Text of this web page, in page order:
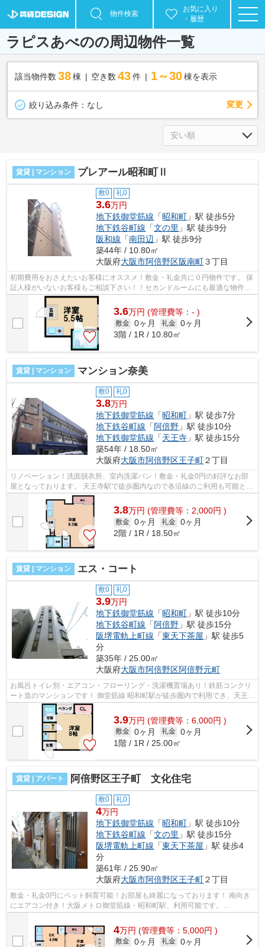
物件検索
お気に入り
・履歴
ラピスあべのの周辺物件一覧
該当物件数 38棟 空き数 43 件 1～30 棟を表示
絞り込み条件： なし 変更
賃貸 | マンション プレアール昭和町Ⅱ
敷0 礼0
3.6万円
地下鉄御堂筋線 「昭和町 」駅 徒歩5分
地下鉄谷町線 「文の里 」駅 徒歩9分
阪和線 「南田辺 」駅 徒歩9分
築44年 / 10.80㎡
大阪府大阪市阿倍野区阪南町３丁目
初期費用をおさえたいお客様にオススメ！敷金・礼金共に０円物件です。 保
証人様がいないお客様もご相談下さい！！セカンドルームにも最適な物件で
す！ ■□■□■□■□■□■□■□■□■□■□■□■□■□■...
3.6万円 (管理費等：- )
敷金 0ヶ月 礼金 0ヶ月
3階 / 1R / 10.80㎡
賃貸 | マンション マンション奈美
敷0 礼0
3.8万円
地下鉄御堂筋線 「昭和町 」駅 徒歩7分
地下鉄谷町線 「阿倍野 」駅 徒歩10分
地下鉄御堂筋線 「天王寺 」駅 徒歩15分
築54年 / 18.50㎡
大阪府大阪市阿倍野区王子町２丁目
リノベーション！洗面脱衣所、室内洗濯パン！敷金・礼金0円の好評なお部
屋となっております。 天王寺駅で徒歩圏内なので各沿線のご利用も可能とな
っております。また、独立洗面台や室...
3.8万円 (管理費等：2,000円 )
敷金 0ヶ月 礼金 0ヶ月
2階 / 1R / 18.50㎡
賃貸 | マンション エス・コート
敷0 礼0
3.9万円
地下鉄御堂筋線 「昭和町 」駅 徒歩10分
地下鉄谷町線 「 阿倍野 」駅 徒歩15分
阪堺電軌上町線 「東天下茶屋 」駅 徒歩5
分
築35年 / 25.00㎡
大阪府大阪市阿倍野区阿倍野元町
お風呂トイレ別・エアコン・フローリング・洗濯機置場あり！鉄筋コンクリ
ート造のマンションです！ 御堂筋線 昭和町駅が徒歩圏内で利用でき、天王寺
駅も自転車圏内の立地になっており...
3.9万円 (管理費等：6,000円 )
敷金 0ヶ月 礼金 0ヶ月
1階 / 1R / 25.00㎡
賃貸 | アパート 阿倍野区王子町 文化住宅
敷0 礼0
4万円
地下鉄御堂筋線 「昭和町 」駅 徒歩10分
地下鉄谷町線 「文の里 」駅 徒歩15分
阪堺電軌上町線 「東天下茶屋 」駅 徒歩4
分
築61年 / 25.90㎡
大阪府大阪市阿倍野区王子町２丁目
敷金・礼金0円にペット飼育可能！お部屋も綺麗になっております！ 南向き
にエアコン付き！大阪メトロ御堂筋線・昭和町駅、利用可能です。
■□■□■□■□■□■□■□■□■□■□■□■□■□■□■□■□■□■□■□■□...
4万円 (管理費等：5,000円 )
敷金 0ヶ月 礼金 0ヶ月